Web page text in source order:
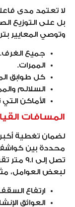
لا تعتمد مدى
بل على التوزيع
وتوصي المعايير
جميع الغرف.
الممرات.
كل طوابق
السلالم
الأماكن
المسافات
لضمان تغطية
محددة بين كواشف
تصل إلى
لبعض العوامل،
ارتفاع
العوائق